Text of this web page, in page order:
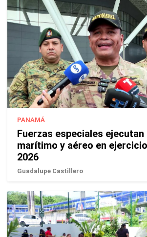
PANAMÁ
Fuerzas especiales
marítimo y aéreo en
2026
Guadalupe Castillero